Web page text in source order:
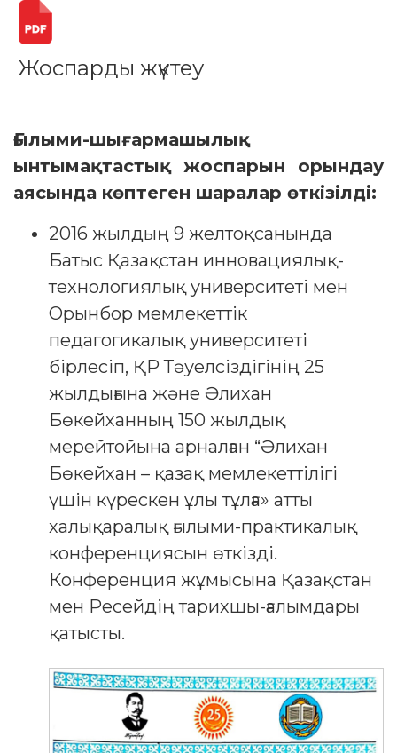
Жоспарды жүктеу
Ғылыми-шығармашылық
ынтымақтастық жоспарын орындау
аясында көптеген шаралар өткізілді:
2016 жылдың 9 желтоқсанында
Батыс Қазақстан инновациялық-
технологиялық университеті мен
Орынбор мемлекеттік
педагогикалық университеті
бірлесіп, ҚР Тәуелсіздігінің 25
жылдығына және Әлихан
Бөкейханның 150 жылдық
мерейтойына арналған “Әлихан
Бөкейхан – қазақ мемлекеттілігі
үшін күрескен ұлы тұлға» атты
халықаралық ғылыми-практикалық
конференциясын өткізді.
Конференция жұмысына Қазақстан
мен Ресейдің тарихшы-ғалымдары
қатысты.